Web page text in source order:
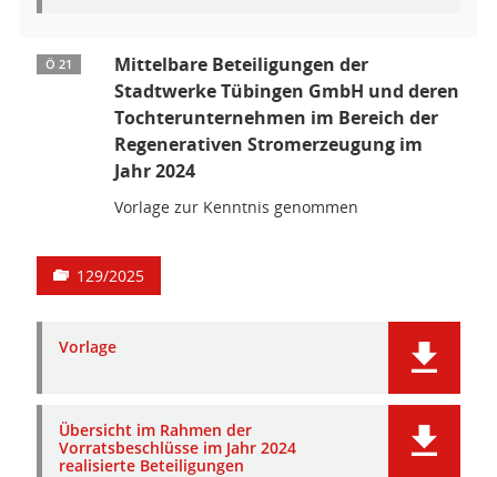
Ö 21
Mittelbare Beteiligungen der
Stadtwerke Tübingen GmbH und deren
Tochterunternehmen im Bereich der
Regenerativen Stromerzeugung im
Jahr 2024
Vorlage zur Kenntnis genommen
129/2025
Vorlage
Übersicht im Rahmen der
Vorratsbeschlüsse im Jahr 2024
realisierte Beteiligungen